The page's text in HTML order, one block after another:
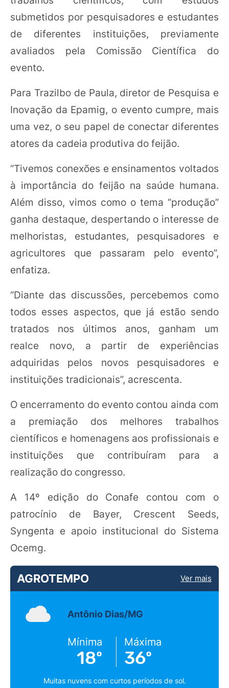
submetidos por pesquisadores e estudantes
de diferentes instituições, previamente
avaliados pela Comissão Científica do
evento.
Para Trazilbo de Paula, diretor de Pesquisa e
Inovação da Epamig, o evento cumpre, mais
uma vez, o seu papel de conectar diferentes
atores da cadeia produtiva do feijão.
“Tivemos conexões e ensinamentos voltados
à importância do feijão na saúde humana.
Além disso, vimos como o tema “produção”
ganha destaque, despertando o interesse de
melhoristas, estudantes, pesquisadores e
agricultores que passaram pelo evento”,
enfatiza.
“Diante das discussões, percebemos como
todos esses aspectos, que já estão sendo
tratados nos últimos anos, ganham um
realce novo, a partir de experiências
adquiridas pelos novos pesquisadores e
instituições tradicionais”, acrescenta.
O encerramento do evento contou ainda com
a premiação dos melhores trabalhos
científicos e homenagens aos profissionais e
instituições que contribuíram para a
realização do congresso.
A 14º edição do Conafe contou com o
patrocínio de Bayer, Crescent Seeds,
Syngenta e apoio institucional do Sistema
Ocemg.
AGROTEMPO Ver mais
Antônio Dias/MG
Mínima
18º
Máxima
36º
Muitas nuvens com curtos períodos de sol.